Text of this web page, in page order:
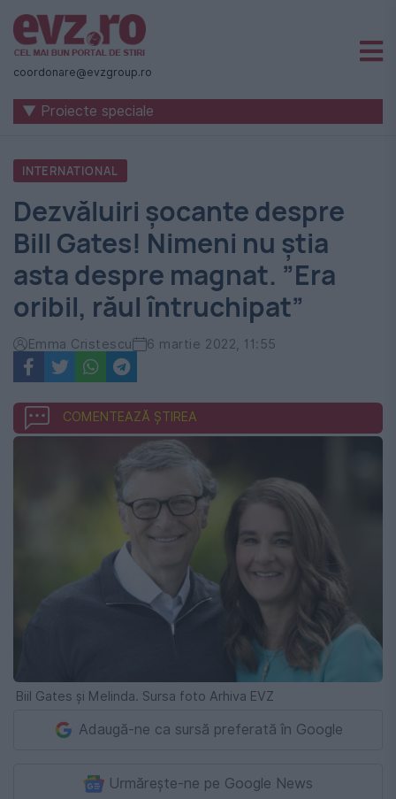
Știri
naționale
internaționale
România
-
Evenimentul
Zilei
coordonare@evzgroup.ro
▼ Proiecte speciale
INTERNATIONAL
Dezvăluiri şocante despre
Bill Gates! Nimeni nu ştia
asta despre magnat. ”Era
oribil, răul întruchipat”
Emma Cristescu 6 martie 2022, 11:55
COMENTEAZĂ ȘTIREA
Biil Gates și Melinda. Sursa foto Arhiva EVZ
Adaugă-ne ca sursă preferată în Google
Urmărește-ne pe Google News